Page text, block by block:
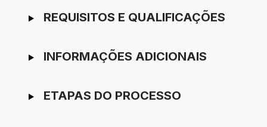
REQUISITOS E QUALIFICAÇÕES
INFORMAÇÕES ADICIONAIS
ETAPAS DO PROCESSO